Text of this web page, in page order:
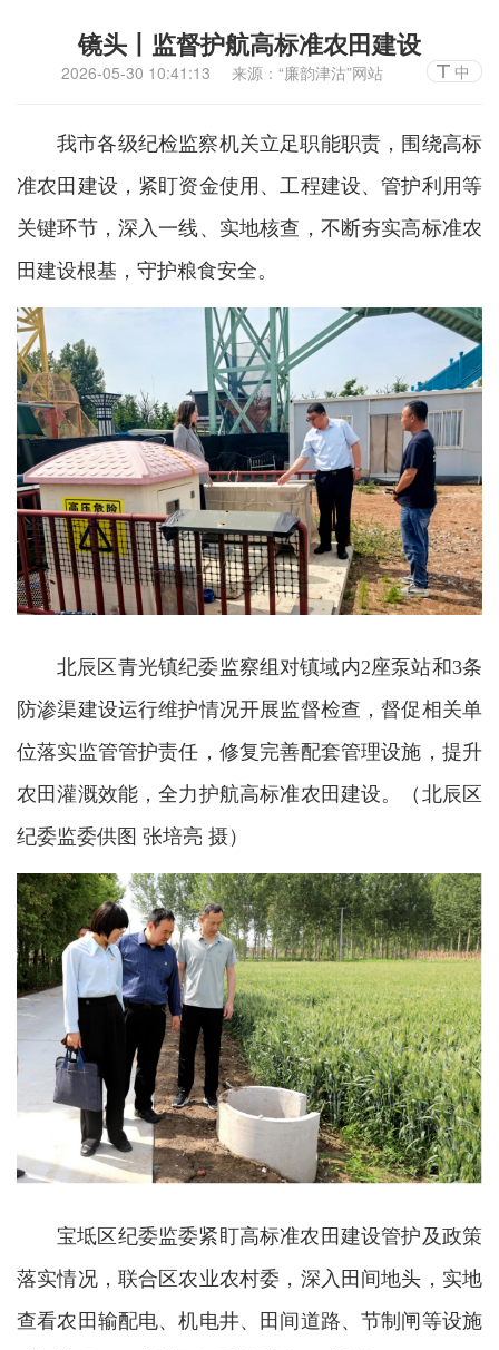
镜头丨监督护航高标准农田建设
2026-05-30 10:41:13 来源：“廉韵津沽”网站 中
我市各级纪检监察机关立足职能职责，围绕高标
准农田建设，紧盯资金使用、工程建设、管护利用等
关键环节，深入一线、实地核查，不断夯实高标准农
田建设根基，守护粮食安全。
北辰区青光镇纪委监察组对镇域内2座泵站和3条
防渗渠建设运行维护情况开展监督检查，督促相关单
位落实监管管护责任，修复完善配套管理设施，提升
农田灌溉效能，全力护航高标准农田建设。
（北辰区
纪委监委供图 张培亮 摄）
宝坻区纪委监委紧盯高标准农田建设管护及政策
落实情况，联合区农业农村委，深入田间地头，实地
查看农田输配电、机电井、田间道路、节制闸等设施